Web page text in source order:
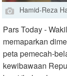
Hamid-Reza
Pars Today -
memaparkan
peta pemecah-
kewibawaan